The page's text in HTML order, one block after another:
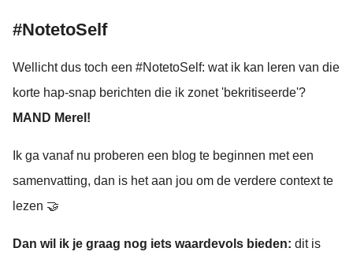
#NotetoSelf
Wellicht dus toch een #NotetoSelf: wat ik kan leren van die
korte hap-snap berichten die ik zonet 'bekritiseerde'?
MAND Merel!
Ik ga vanaf nu proberen een blog te beginnen met een
samenvatting, dan is het aan jou om de verdere context te
lezen 🤝
Dan wil ik je graag nog iets waardevols bieden: dit is